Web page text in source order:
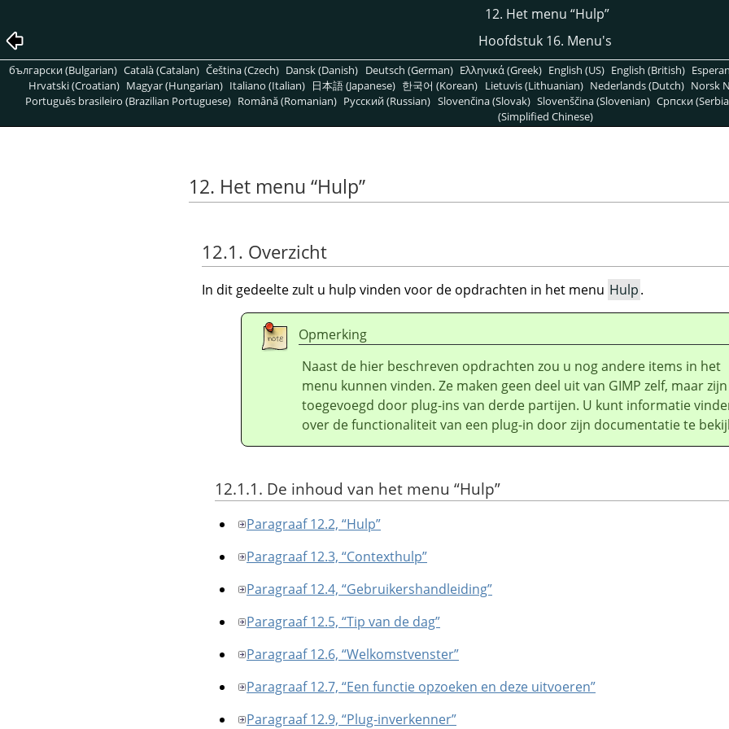
12. Het menu “Hulp”
Hoofdstuk 16. Menu's
български (Bulgarian) Català (Catalan) Čeština (Czech) Dansk (Danish) Deutsch (German) Ελληνικά (Greek) English (US) English (British)
Hrvatski (Croatian) Magyar (Hungarian) Italiano (Italian) 日本語 (Japanese) 한국어 (Korean) Lietuvis (Lithuanian) Nederlands (Dutch) Norsk
Português brasileiro (Brazilian Portuguese) Română (Romanian) Pусский (Russian) Slovenčina (Slovak) Slovenščina (Slovenian) Српски
(Simplified Chinese)
12. Het menu “Hulp”
12.1. Overzicht
In dit gedeelte zult u hulp vinden voor de opdrachten in het menu Hulp.
Opmerking
Naast de hier beschreven opdrachten zou u nog andere items in het
menu kunnen vinden. Ze maken geen deel uit van GIMP zelf, maar zijn
toegevoegd door plug-ins van derde partijen. U kunt informatie
over de functionaliteit van een plug-in door zijn documentatie te
12.1.1. De inhoud van het menu “Hulp”
Paragraaf 12.2, “Hulp”
Paragraaf 12.3, “Contexthulp”
Paragraaf 12.4, “Gebruikershandleiding”
Paragraaf 12.5, “Tip van de dag”
Paragraaf 12.6, “Welkomstvenster”
Paragraaf 12.7, “Een functie opzoeken en deze uitvoeren”
Paragraaf 12.9, “Plug-inverkenner”